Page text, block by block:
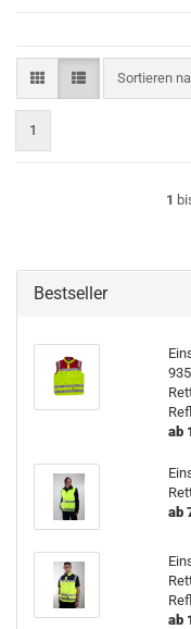
Sortieren
Sortieren
1
1
Bestseller
ab
ab
ab